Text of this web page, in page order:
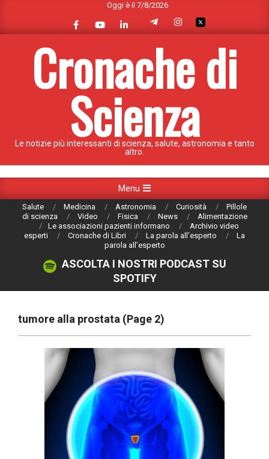
content
Oggi è il 7/8/2026
Cronache di
Scienza
Le notizie più interessanti di scienza, salute, astronomia e tanto
altro.
Navigation
Menu
Salute Medicina Astronomia Curiosità
Pillole
di scienza
Video Fisica News
Alimentazione
Le associazioni pazienti informano
Archivio video
esperti
Cronache di Libri La parola all’esperto
La
parola all’esperto
ASCOLTA I NOSTRI PODCAST SU
SPOTIFY
tumore alla prostata (Page 2)